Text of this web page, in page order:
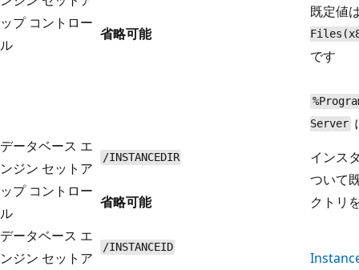
ップ コントロー
ル
省略可能
既定値
です
Server
データベース エ
ンジン セットア
ップ コントロー
ル
/INSTANCEDIR
省略可能
インス
ついて
クトリ
データベース エ
ンジン セットア
/INSTANCEID